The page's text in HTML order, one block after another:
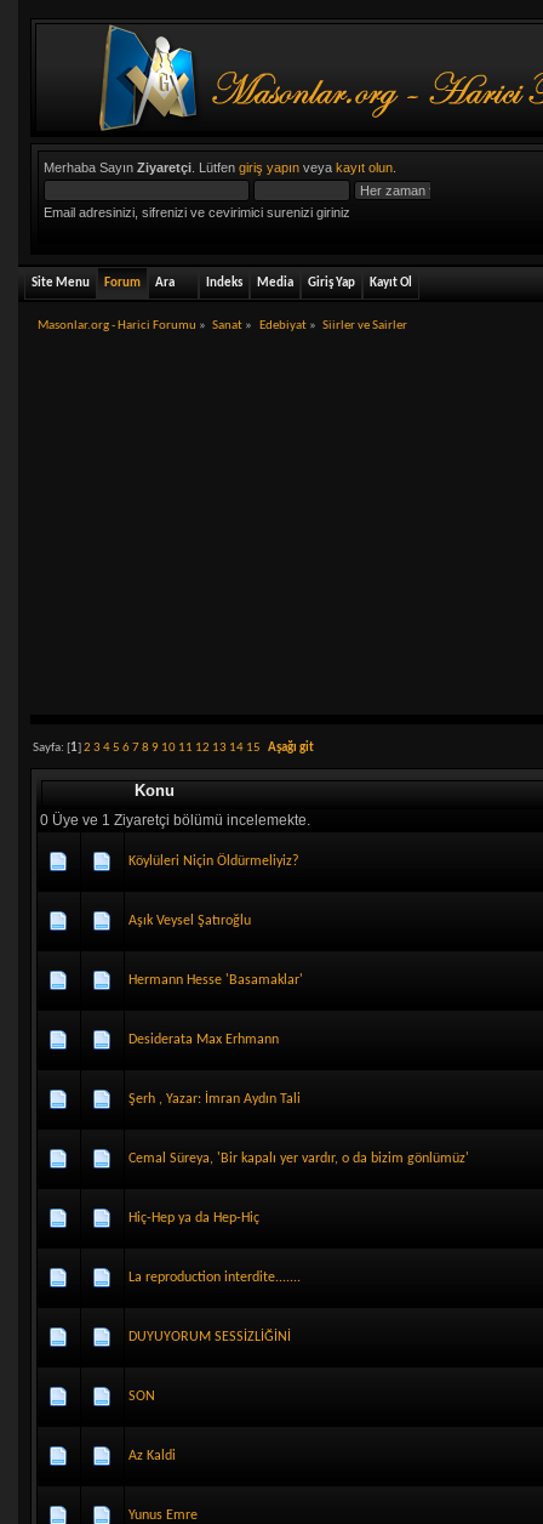
Merhaba Sayın Ziyaretçi. Lütfen giriş yapınveya kayıt olun.
Email adresinizi, sifrenizi ve cevirimici surenizi giriniz
Site Menu Forum Ara Indeks Media Giriş Yap Kayıt Ol
Masonlar.org - Harici Forumu » Sanat » Edebiyat» Siirler ve Sairler
Sayfa: [1] 2 3 45 678 9 10 11 12 13 14 15 Aşağı git
Konu
0 Üye ve 1 Ziyaretçi bölümü incelemekte.
Köylüleri Niçin Öldürmeliyiz?
Aşık Veysel Şatıroğlu
Hermann Hesse 'Basamaklar'
Desiderata Max Erhmann
Şerh , Yazar: İmran Aydın Tali
Cemal Süreya, 'Bir kapalı yer vardır, o da bizim gönlümüz'
Hiç-Hep ya da Hep-Hiç
La reproduction interdite.......
DUYUYORUM SESSİZLİĞİNİ
SON
Az Kaldi
Yunus Emre